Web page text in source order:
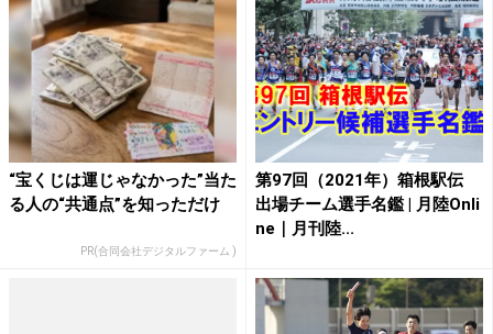
“宝くじは運じゃなかった”当た
る人の“共通点”を知っただけ
PR(合同会社デジタルファーム )
第97回（2021年）箱根駅伝
出場チーム選手名鑑 | 月陸Onli
ne｜月刊陸...